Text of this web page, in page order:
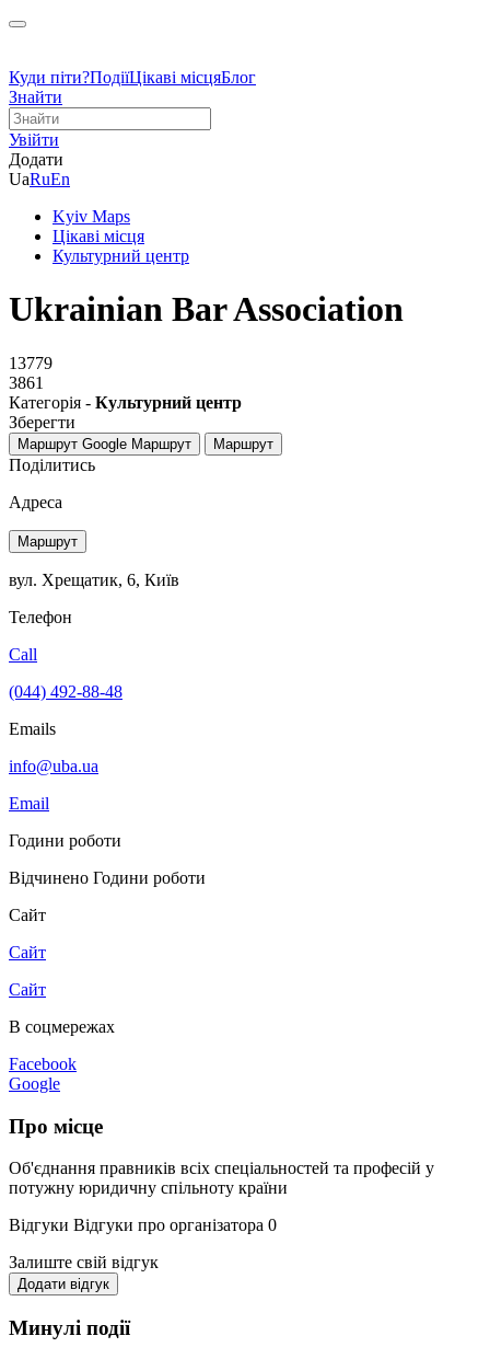
Куди піти?ПодіїЦікаві місцяБлог
Знайти
Увійти
Додати
UaRuEn
Kyiv Maps
Цікаві місця
Культурний центр
Ukrainian Bar Association
13779
3861
Категорія - Культурний центр
Зберегти
Маршрут Google Маршрут Маршрут
Поділитись
Адреса
Маршрут
вул. Хрещатик, 6, Київ
Телефон
Call
(044) 492-88-48
Emails
info@uba.ua
Email
Години роботи
Відчинено Години роботи
Сайт
Сайт
Сайт
В соцмережах
Facebook
Google
Про місце
Об'єднання правників всіх спеціальностей та професій у
потужну юридичну спільноту країни
Відгуки Відгуки про організатора 0
Залиште свій відгук
Додати відгук
Минулі події